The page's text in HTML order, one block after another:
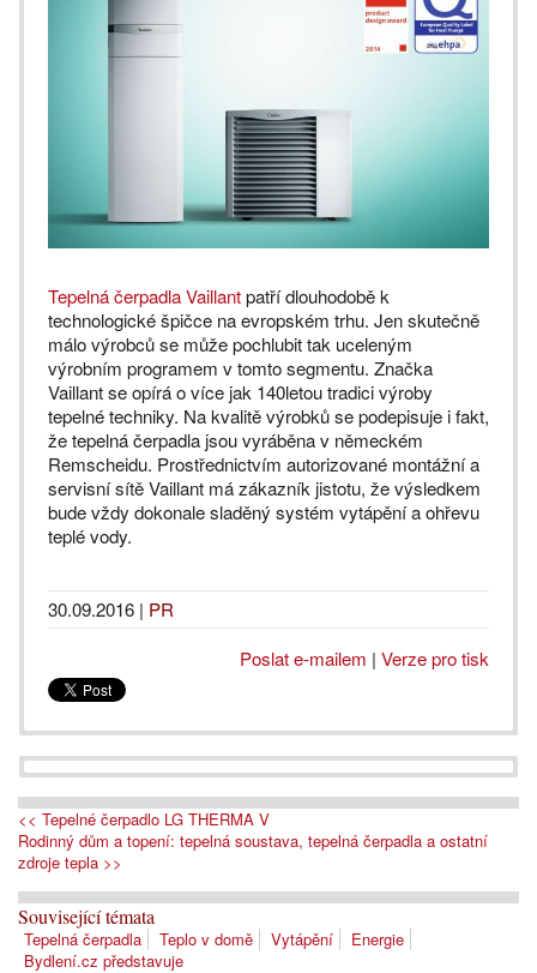
Tepelná čerpadla Vaillantpatří dlouhodobě k
technologické špičce na evropském trhu. Jen skutečně
málo výrobců se může pochlubit tak uceleným
výrobním programem v tomto segmentu. Značka
Vaillant se opírá o více jak 140letou tradici výroby
tepelné techniky. Na kvalitě výrobků se podepisuje i fakt,
že tepelná čerpadla jsou vyráběna v německém
Remscheidu. Prostřednictvím autorizované montážní a
servisní sítě Vaillant má zákazník jistotu, že výsledkem
bude vždy dokonale sladěný systém vytápění a ohřevu
teplé vody.
30.09.2016 | PR
Poslat e-mailem | Verze pro tisk
<< Tepelné čerpadlo LG THERMA V
Rodinný dům a topení: tepelná soustava, tepelná čerpadla a ostatní
zdroje tepla >>
Související témata
Tepelná čerpadla Teplo v domě Vytápění
Energie
Bydlení.cz představuje